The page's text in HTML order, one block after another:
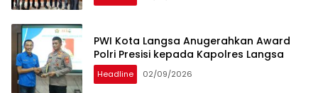
PWI Kota Langsa Anugerahkan Award
Polri Presisi kepada Kapolres Langsa
Headline 02/09/2026